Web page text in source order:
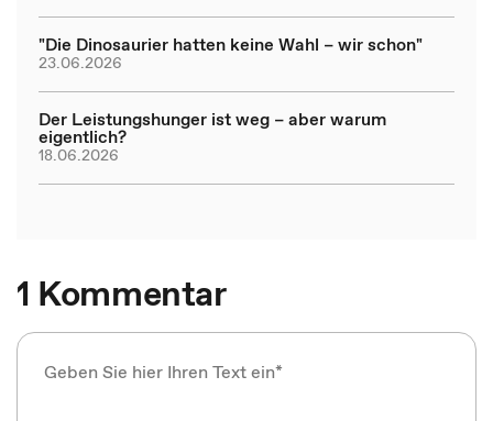
"Die Dinosaurier hatten keine Wahl – wir schon"
23.06.2026
Der Leistungshunger ist weg – aber warum
eigentlich?
18.06.2026
1 Kommentar